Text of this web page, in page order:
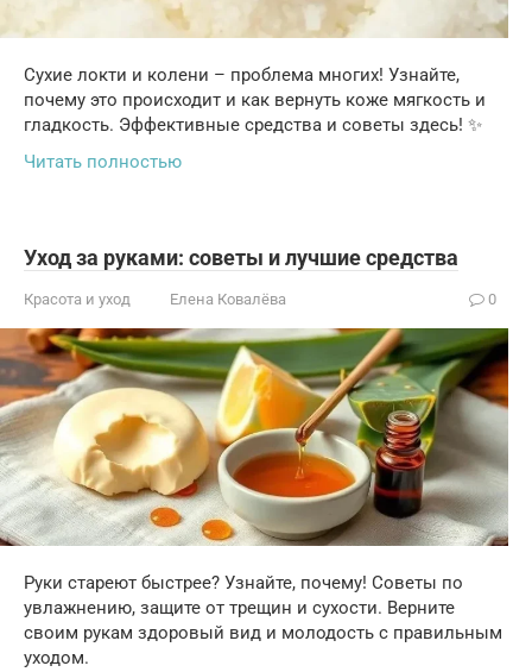
Сухие локти и колени – проблема многих! Узнайте,
почему это происходит и как вернуть коже мягкость и
гладкость. Эффективные средства и советы здесь! ✨
Читать полностью
Уход за руками: советы и лучшие средства
Красота и уход Елена Ковалёва 0
Руки стареют быстрее? Узнайте, почему! Советы по
увлажнению, защите от трещин и сухости. Верните
своим рукам здоровый вид и молодость с правильным
уходом.